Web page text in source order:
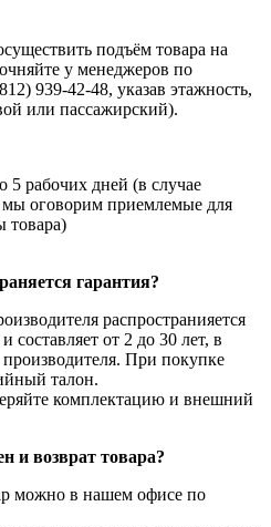
подъём товара на
у менеджеров по
939-42-48, указав этажность,
или пассажирский).
5 рабочих дней (в случае
мы оговорим приемлемые для
товара)
гарантия?
распространияется
составляет от 2 до 30 лет, в
производителя. При покупке
талон.
комплектацию и внешний
и возврат товара?
можно в нашем офисе по